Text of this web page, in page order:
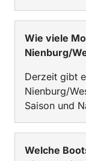
Wie viele
Nienburg/
Derzeit gibt
Nienburg/
Saison und
Welche